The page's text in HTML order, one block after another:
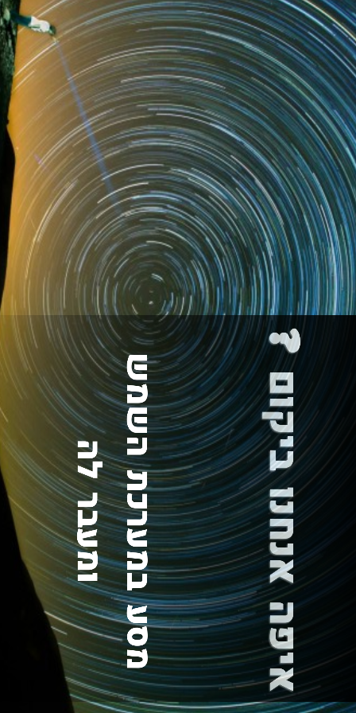
איפה אנחנו ביקום ? מסע במערכת השמשומעבר לה